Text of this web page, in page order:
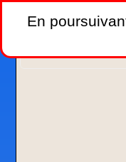
En